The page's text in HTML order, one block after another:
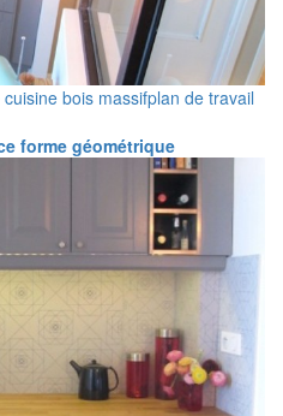
cuisine bois massifplan de travail
forme géométrique